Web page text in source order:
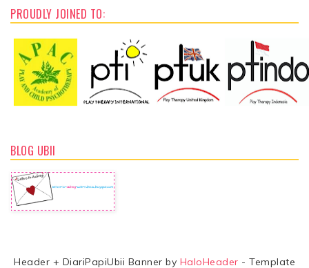
PROUDLY JOINED TO:
BLOG UBII
Header + DiariPapiUbii Banner by HaloHeader - Template